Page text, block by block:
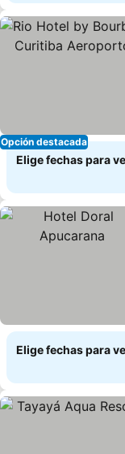
Opción destacada
Elige fechas para
Elige fechas para